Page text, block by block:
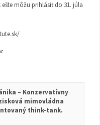
môžu prihlásiť do 31. júla
– Konzervatívny
mimovládna
think-tank.